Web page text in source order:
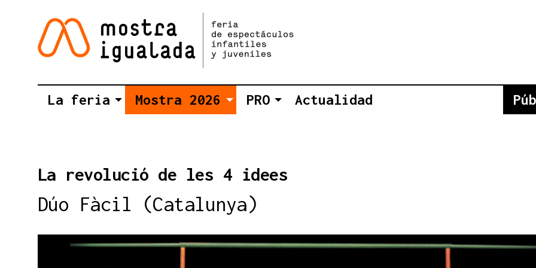
La feria Mostra 2026 PRO Actualidad
La revolució de les 4 idees
Dúo Fàcil (Catalunya)